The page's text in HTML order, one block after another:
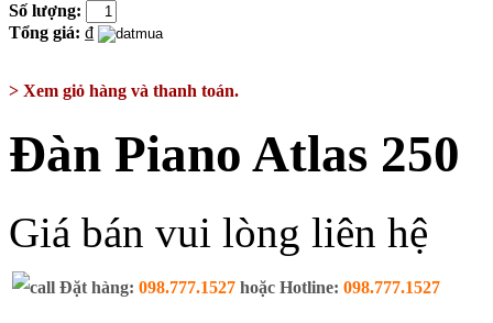
Số lượng:
Tổng giá: ₫
> Xem giỏ hàng và thanh toán.
Đàn Piano Atlas 250
Giá bán vui lòng liên hệ
Đặt hàng: 098.777.1527 hoặc Hotline: 098.777.1527